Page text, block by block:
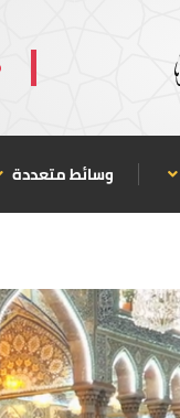
وسائط متعددة